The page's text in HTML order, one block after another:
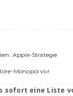
Apple-Strategie
Monopol vor
sofort eine Liste